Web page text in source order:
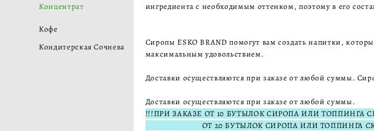
Концентрат
Кофе
Кондитерская Сочнева
ингредиента с необходимым оттенком, поэтому
Сиропы ESKO BRAND помогут вам создать напитки,
максимальным удовольствием.
Доставки осуществляются при заказе от любой суммы.
Доставки осуществляются при заказе от любой суммы.
!!!ПРИ ЗАКАЗЕ ОТ 10 БУТЫЛОК СИРОПА ИЛИ ТОППИНГА
ОТ 20 БУТЫЛОК СИРОПА ИЛИ ТОППИНГА